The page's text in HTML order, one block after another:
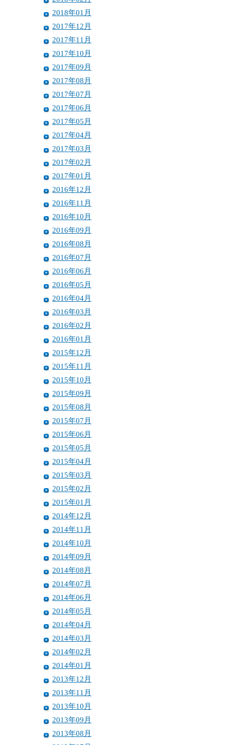
2018年01月
2017年12月
2017年11月
2017年10月
2017年09月
2017年08月
2017年07月
2017年06月
2017年05月
2017年04月
2017年03月
2017年02月
2017年01月
2016年12月
2016年11月
2016年10月
2016年09月
2016年08月
2016年07月
2016年06月
2016年05月
2016年04月
2016年03月
2016年02月
2016年01月
2015年12月
2015年11月
2015年10月
2015年09月
2015年08月
2015年07月
2015年06月
2015年05月
2015年04月
2015年03月
2015年02月
2015年01月
2014年12月
2014年11月
2014年10月
2014年09月
2014年08月
2014年07月
2014年06月
2014年05月
2014年04月
2014年03月
2014年02月
2014年01月
2013年12月
2013年11月
2013年10月
2013年09月
2013年08月